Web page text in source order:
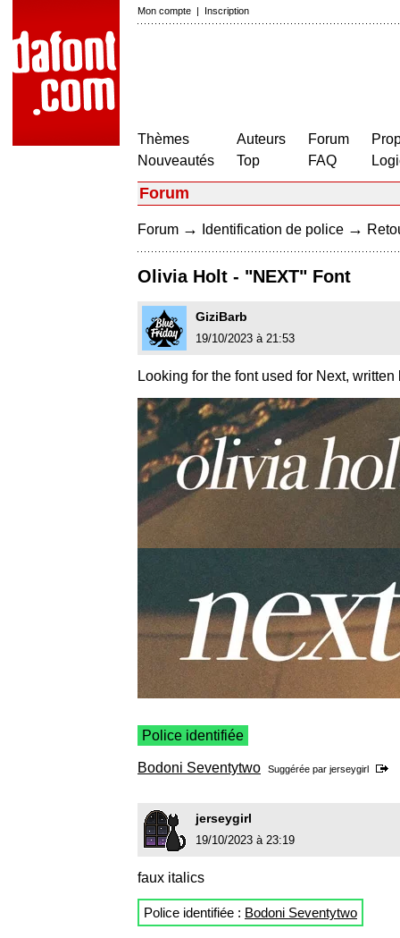
Mon compte | Inscription
Thèmes
Nouveautés
Auteurs
Top
Forum
FAQ
Forum
Forum → Identification de police →
Olivia Holt - "NEXT" Font
GiziBarb
19/10/2023 à 21:53
Looking for the font used for Next,
Police identifiée
Bodoni Seventytwo Suggérée par jerseygirl
jerseygirl
19/10/2023 à 23:19
faux italics
Police identifiée : Bodoni Seventytwo